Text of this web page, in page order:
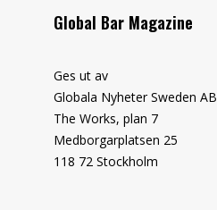
Global Bar Magazine
Ges ut av
Globala Nyheter Sweden AB
The Works, plan 7
Medborgarplatsen 25
118 72 Stockholm